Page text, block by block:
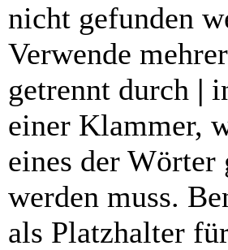
nicht gefunden
Verwende
getrennt durch |
einer Klammer,
eines der Wörter
werden muss.
als Platzhalter